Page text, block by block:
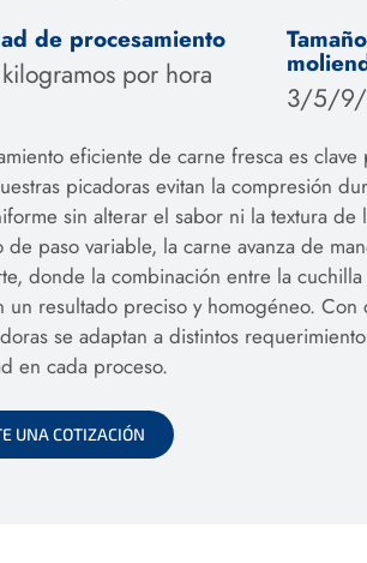
de procesamiento
por hora
3/5/9/
eficiente de carne fresca es
picadoras evitan la compresión
sin alterar el sabor ni la textura de
paso variable, la carne avanza de
donde la combinación entre la
un resultado preciso y homogéneo.
se adaptan a distintos
en cada proceso.
UNA COTIZACIÓN